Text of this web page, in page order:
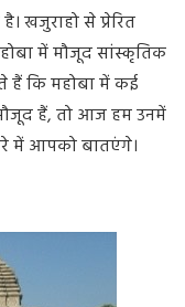
खजुराहो से प्रेरित
में मौजूद सांस्कृतिक
हैं कि महोबा में कई
हैं, तो आज हम उनमें
में आपको बातएंगे।